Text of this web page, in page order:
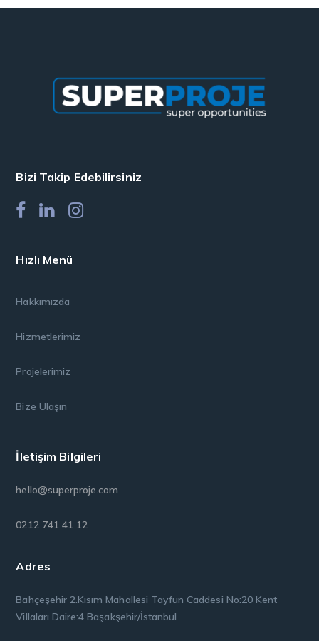
Bizi Takip Edebilirsiniz
Hızlı Menü
Hakkımızda
Hizmetlerimiz
Projelerimiz
Bize Ulaşın
İletişim Bilgileri
hello@superproje.com
0212 741 41 12
Adres
Bahçeşehir 2.Kısım Mahallesi Tayfun Caddesi No:20 Kent
Villaları Daire:4 Başakşehir/İstanbul